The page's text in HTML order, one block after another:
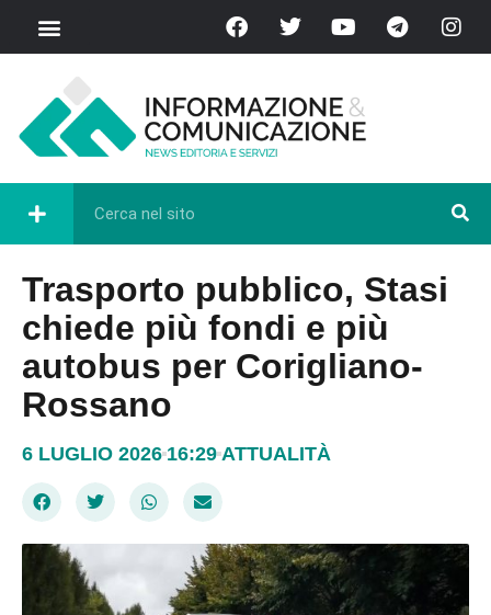
Trasporto pubblico, Stasi
chiede più fondi e più
autobus per Corigliano-
Rossano
6 LUGLIO 2026 16:29 ATTUALITÀ